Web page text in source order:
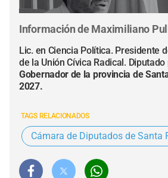
Información de Maximiliano
Lic. en Ciencia Política. Presidente
de la Unión Cívica Radical.
Gobernador de la provincia de
2027.
TAGS RELACIONADOS
Cámara de Diputados de Santa